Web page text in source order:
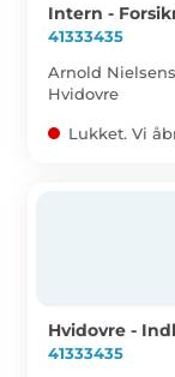
Intern -
41333435
Arnold
Hvidovre
Lukket. Vi
Hvidovre -
41333435